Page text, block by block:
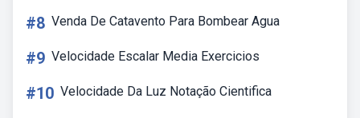
#8 Venda De Catavento Para Bombear Agua
#9 Velocidade Escalar Media Exercicios
#10 Velocidade Da Luz Notação Cientifica